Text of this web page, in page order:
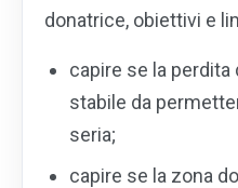
donatrice, obiettivi e
capire se la perdita
stabile da
seria;
capire se la zona